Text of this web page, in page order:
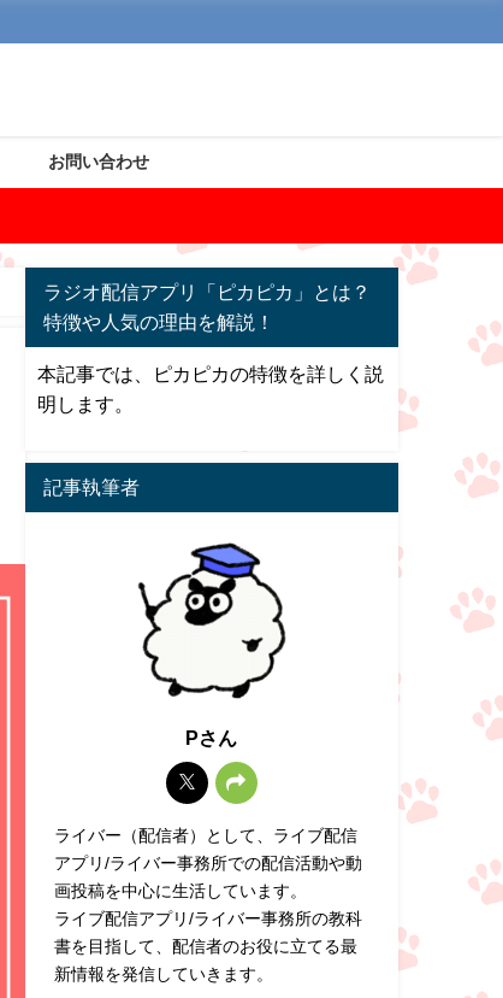
お問い合わせ
ラジオ配信アプリ「ピカピカ」とは？
特徴や人気の理由を解説！
本記事では、ピカピカの特徴を詳しく説
明します。
記事執筆者
Pさん
ライバー（配信者）として、ライブ配信
アプリ/ライバー事務所での配信活動や動
画投稿を中心に生活しています。
ライブ配信アプリ/ライバー事務所の教科
書を目指して、配信者のお役に立てる最
新情報を発信していきます。